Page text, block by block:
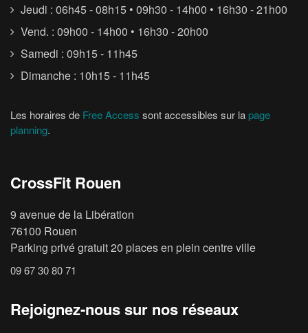
Jeudi : 06h45 - 08h15 • 09h30 - 14h00 • 16h30 - 21h00
Vend. : 09h00 - 14h00 • 16h30 - 20h00
Samedi : 09h15 - 11h45
Dimanche : 10h15 - 11h45
Les horaires de Free Access sont accessibles sur la page
planning.
CrossFit Rouen
9 avenue de la Libération
76100 Rouen
Parking privé gratuit 20 places en plein centre ville
09 67 30 80 71
Rejoignez-nous sur nos réseaux